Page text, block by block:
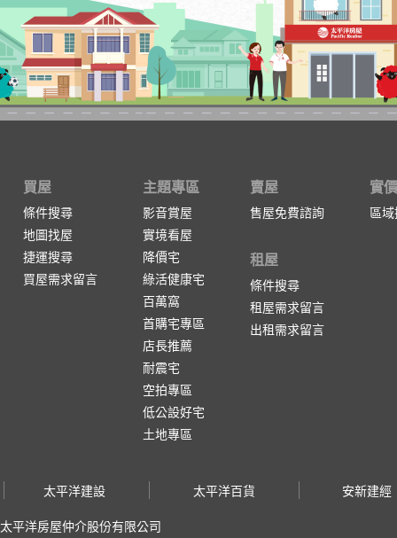
買屋
條件搜尋
地圖找屋
捷運搜尋
買屋需求留言
主題專區
影音賞屋
實境看屋
降價宅
綠活健康宅
百萬窩
首購宅專區
店長推薦
耐震宅
空拍專區
低公設好宅
土地專區
賣屋
售屋免費諮詢
租屋
條件搜尋
租屋需求留言
出租需求留言
實
區域
太平洋建設 太平洋百貨 安新建經
太平洋房屋仲介股份有限公司